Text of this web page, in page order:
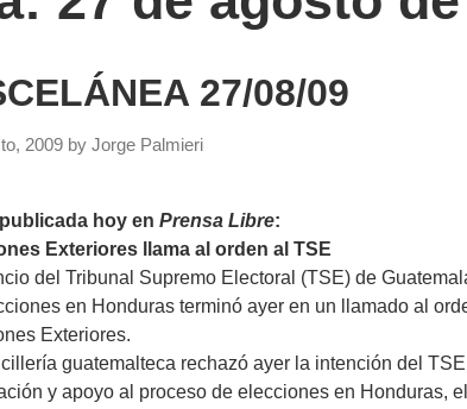
27/08/09
2009 by Jorge Palmieri
hoy en Prensa Libre:
Exteriores llama al orden al TSE
del Tribunal Supremo Electoral (TSE) de
en Honduras terminó ayer en un llamado al
Exteriores.
guatemalteca rechazó ayer la intención del
y apoyo al proceso de elecciones en Honduras,